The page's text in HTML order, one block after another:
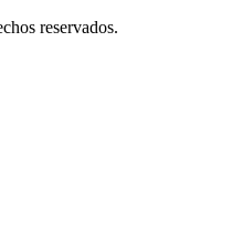
reservados.